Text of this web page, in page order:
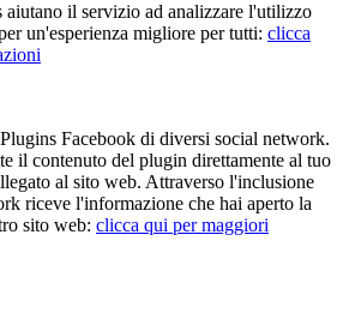
il servizio ad analizzare l'utilizzo
un'esperienza migliore per tutti: clicca
Facebook di diversi social network.
il contenuto del plugin direttamente al tuo
al sito web. Attraverso l'inclusione
riceve l'informazione che hai aperto la
sito web: clicca qui per maggiori